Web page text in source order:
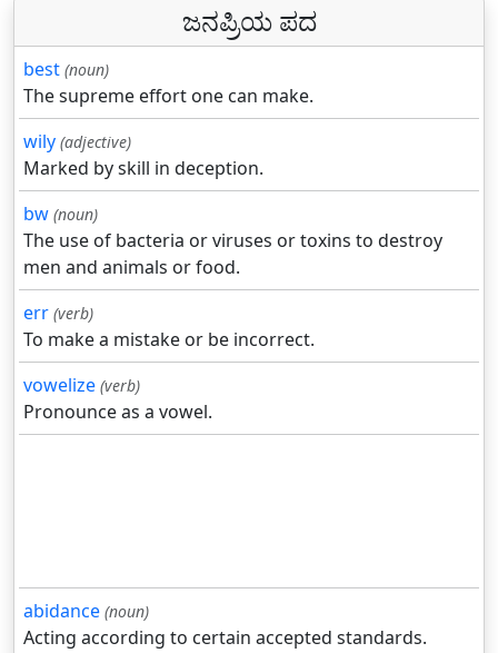
ಜನಪ್ರಿಯ ಪದ
best (noun)
The supreme effort one can make.
wily (adjective)
Marked by skill in deception.
bw (noun)
The use of bacteria or viruses or toxins to destroy
men and animals or food.
err (verb)
To make a mistake or be incorrect.
vowelize (verb)
Pronounce as a vowel.
abidance (noun)
Acting according to certain accepted standards.